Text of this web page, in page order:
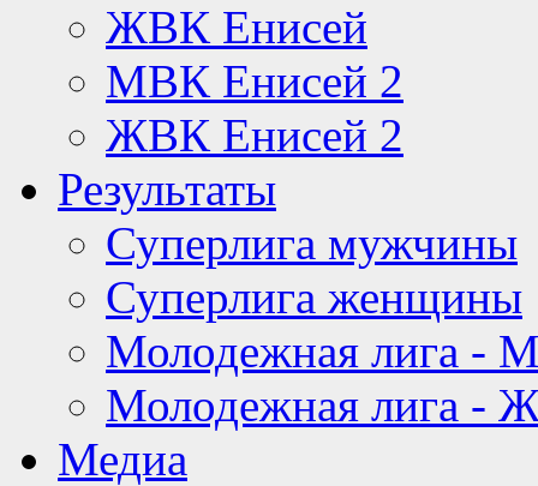
ЖВК Енисей
МВК Енисей 2
ЖВК Енисей 2
Результаты
Суперлига мужчины
Суперлига женщины
Молодежная лига -
Молодежная лига -
Медиа